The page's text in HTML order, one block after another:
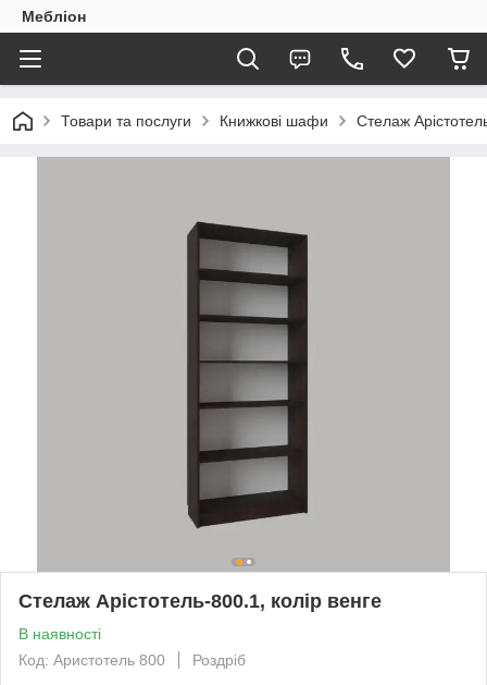
Мебліон
Товари та послуги Книжкові шафи Стелаж
Стелаж Арістотель-800.1, колір венге
В наявності
Код: Аристотель 800
Роздріб